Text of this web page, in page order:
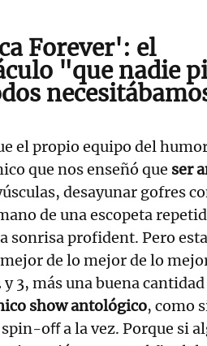
Forever': el
"que nadie
el propio equipo del
que nos enseñó que ser
desayunar gofres
de una escopeta
sonrisa profident. Pero
de lo mejor de lo
3, más una buena cantidad
show antológico, como
oﬀ a la vez. Porque si